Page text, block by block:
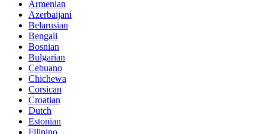
Armenian
Azerbaijani
Belarusian
Bengali
Bosnian
Bulgarian
Cebuano
Chichewa
Corsican
Croatian
Dutch
Estonian
Filipino